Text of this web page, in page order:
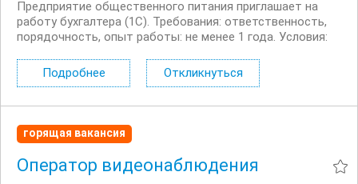
Предприятие общественного питания приглашает на
работу бухгалтера (1С). Требования: ответственность,
порядочность, опыт работы: не менее 1 года. Условия:
работа на период декретного отпуска основного...
Подробнее Откликнуться
горящая вакансия
Оператор видеонаблюдения